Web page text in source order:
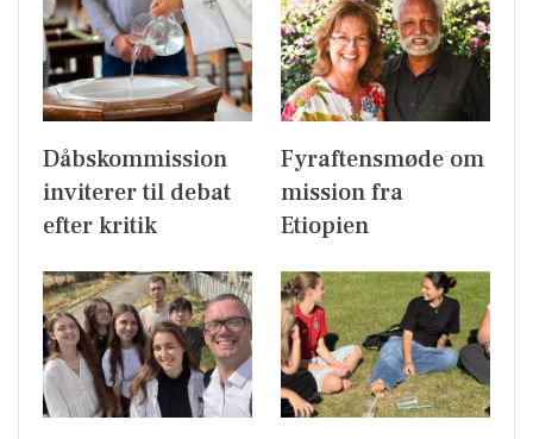
Dåbskommission
inviterer til debat
efter kritik
Fyraftensmøde om
mission fra
Etiopien